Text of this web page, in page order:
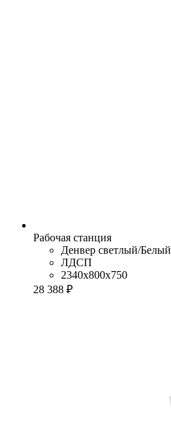
Рабочая станция
Денвер светлый/Белый
ЛДСП
2340x800x750
28 388 ₽